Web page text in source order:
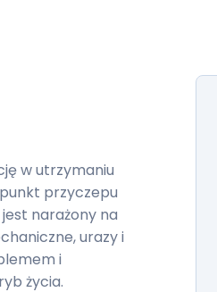
w utrzymaniu
przyczepu
narażony na
urazy i
i
życia.